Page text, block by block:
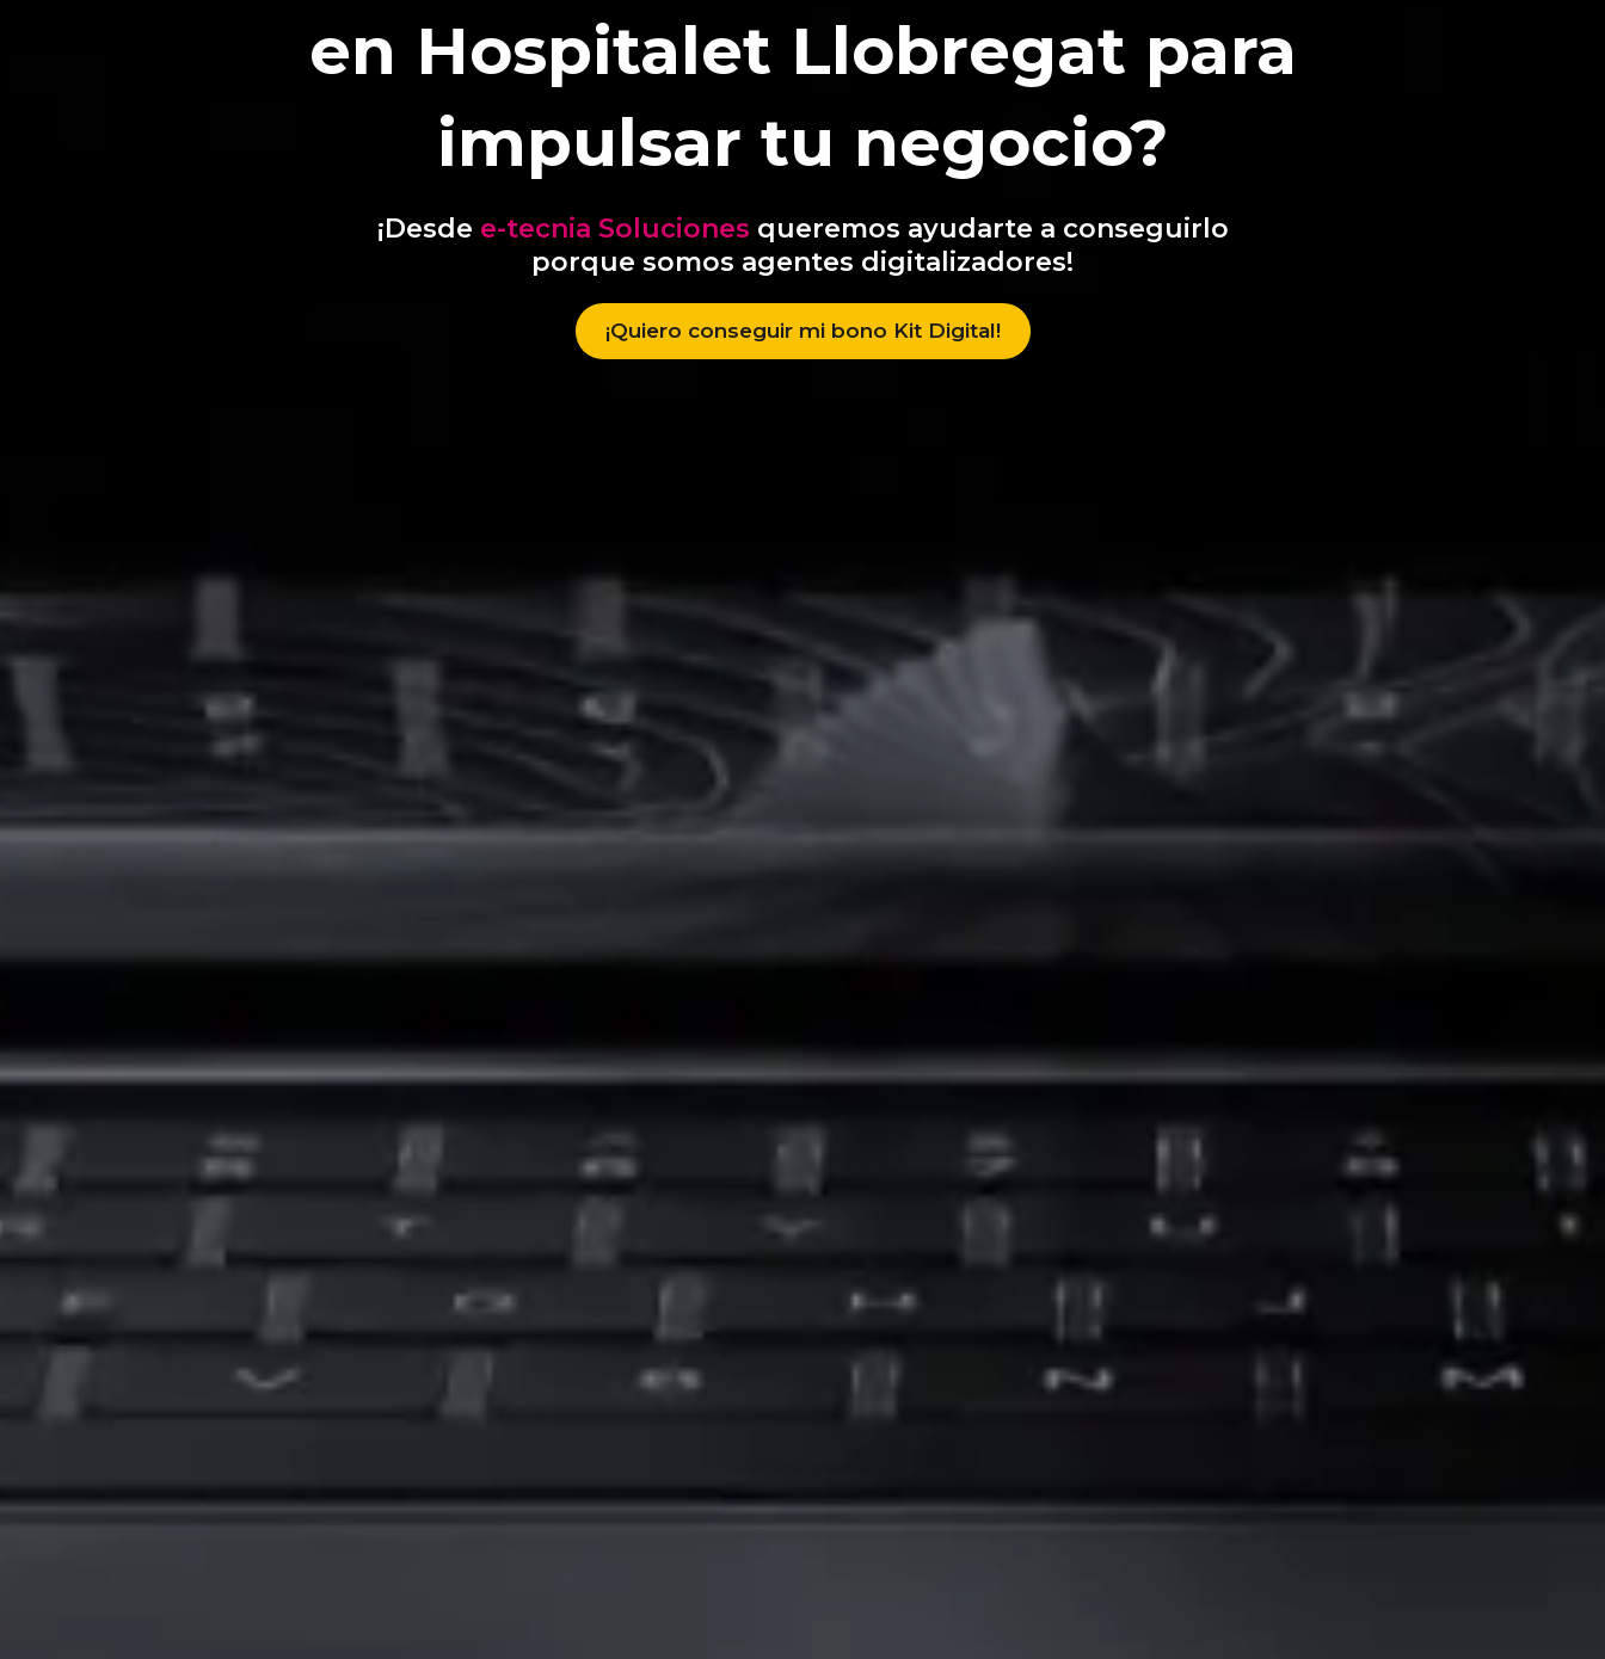
en Hospitalet Llobregat para
impulsar tu negocio?
¡Desde e-tecnia Soluciones queremos ayudarte a conseguirlo
porque somos agentes digitalizadores!
¡Quiero conseguir mi bono Kit Digital!